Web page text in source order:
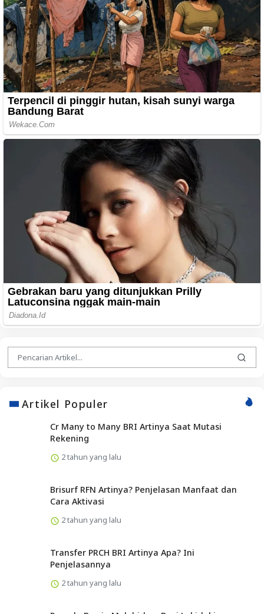
Artikel Populer
Cr Many to Many BRI Artinya Saat Mutasi
Rekening
2 tahun yang lalu
Brisurf RFN Artinya? Penjelasan Manfaat dan
Cara Aktivasi
2 tahun yang lalu
Transfer PRCH BRI Artinya Apa? Ini
Penjelasannya
2 tahun yang lalu